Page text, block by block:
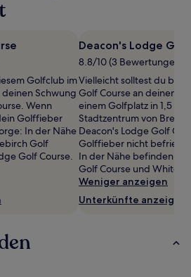
Golfclub im
deinen Schwung
Wenn
Golffieber
In der Nähe
Golf
Golf Course.
Deacon's Lodge
8.8/10 (3 Bewertungen)
Vielleicht solltest du
Golf Course an deinem
einem Golfplatz in 1,5
Stadtzentrum von
Deacon's Lodge Golf
Golffieber nicht
In der Nähe befinden
Golf Course und
Weniger anzeigen
Unterkünfte anzeigen